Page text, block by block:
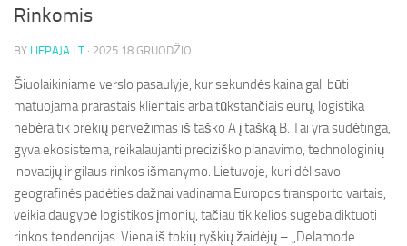
Rinkomis
BY LIEPAJA.LT · 2025 18 GRUODŽIO
Šiuolaikiniame verslo pasaulyje, kur sekundės kaina gali būti
matuojama prarastais klientais arba tūkstančiais eurų, logistika
nebėra tik prekių pervežimas iš taško A į tašką B. Tai yra sudėtinga,
gyva ekosistema, reikalaujanti preciziško planavimo, technologinių
inovacijų ir gilaus rinkos išmanymo. Lietuvoje, kuri dėl savo
geografinės padėties dažnai vadinama Europos transporto vartais,
veikia daugybė logistikos įmonių, tačiau tik kelios sugeba diktuoti
rinkos tendencijas. Viena iš tokių ryškių žaidėjų – „Delamode